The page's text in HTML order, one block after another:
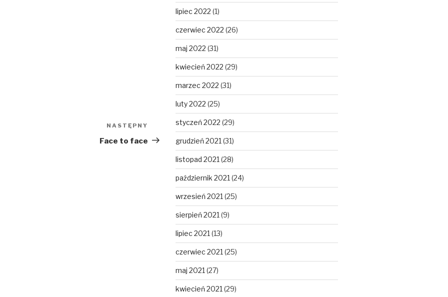
Następny
wpis
NASTĘPNY
Face to face
lipiec 2022 (1)
czerwiec 2022 (26)
maj 2022 (31)
kwiecień 2022 (29)
marzec 2022 (31)
luty 2022 (25)
styczeń 2022 (29)
grudzień 2021 (31)
listopad 2021 (28)
październik 2021 (24)
wrzesień 2021 (25)
sierpień 2021 (9)
lipiec 2021 (13)
czerwiec 2021 (25)
maj 2021 (27)
kwiecień 2021 (29)